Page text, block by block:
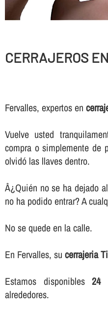
CERRAJEROS
Fervalles, expertos en
Vuelve usted
compra o simplemente de
olvidó las llaves dentro.
Â¿Quién no se ha dejado
no ha podido entrar? A
No se quede en la calle.
En Fervalles, su cerrajeria
Estamos disponibles24
alrededores.